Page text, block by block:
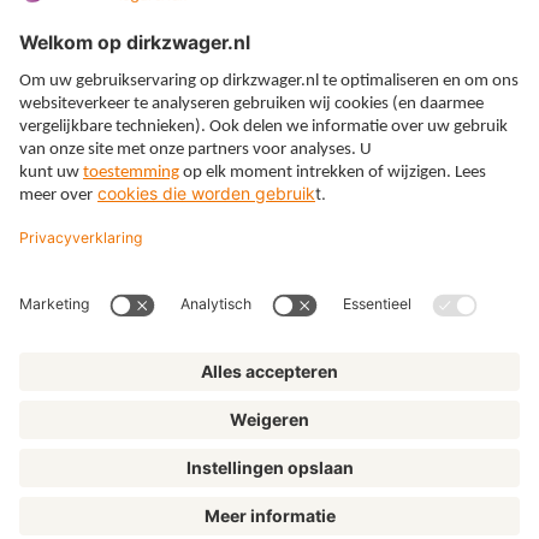
Expertises
Thema’s
Algemene voorwaardenPrivacy